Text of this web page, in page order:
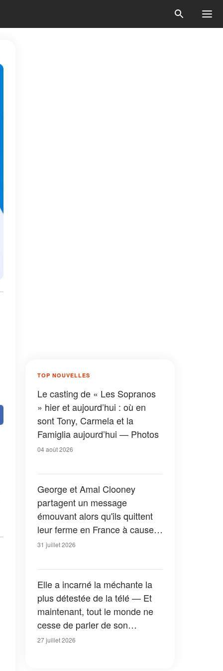
TOP NOUVELLES
Le casting de « Les Sopranos
» hier et aujourd’hui : où en
sont Tony, Carmela et la
Famiglia aujourd’hui — Photos
04 août 2026
George et Amal Clooney
partagent un message
émouvant alors qu'ils quittent
leur ferme en France à cause
des feux de forêt — Tous les
31 juillet 2026
Elle a incarné la méchante la
plus détestée de la télé — Et
maintenant, tout le monde ne
cesse de parler de son
apparition dans la nouvelle
27 juillet 2026